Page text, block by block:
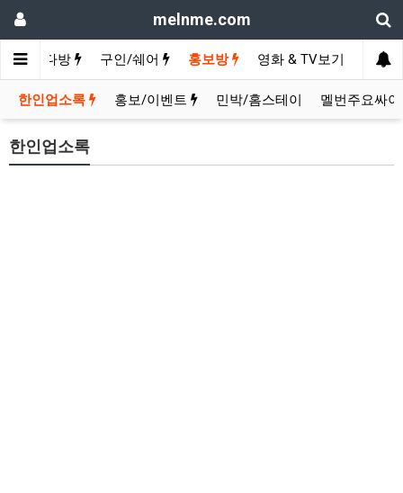
melnme.com
수다방 구인/쉐어 홍보방 영화 & TV보기
한인업소록 홍보/이벤트 민박/홈스테이 멜번주요싸
한인업소록